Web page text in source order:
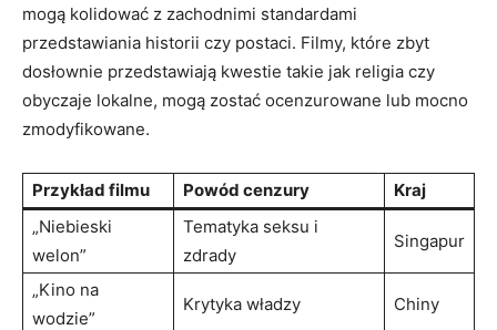
mogą kolidować z zachodnimi standardami
przedstawiania historii czy‍ postaci. Filmy, które zbyt
dosłownie przedstawiają ‌kwestie ⁢takie jak religia czy
obyczaje lokalne,‌ mogą​ zostać ocenzurowane lub mocno
zmodyfikowane.
Przykład filmu Powód cenzury
Kraj
„Niebieski
welon”
Tematyka ‍seksu i
zdrady
Singapur
„Kino na
wodzie”
Krytyka władzy Chiny